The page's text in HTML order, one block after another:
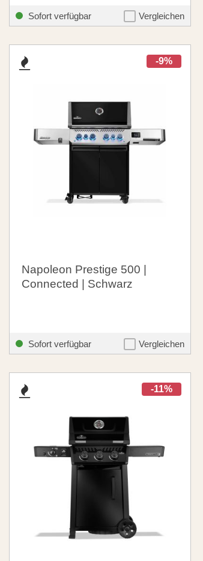
539,00 € santosgrills-
599,00 €
Sofort verfügbar Vergleichen
-9%
Napoleon Prestige 500 |
Connected | Schwarz
2.279,00 € santosgrills-
2.499,00 €
Sofort verfügbar Vergleichen
-11%